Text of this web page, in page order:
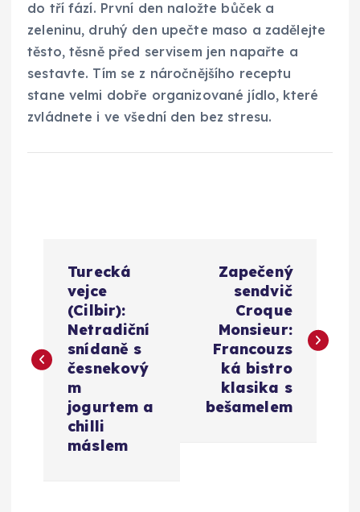
do tří fází. První den naložte bůček a
zeleninu, druhý den upečte maso a zadělejte
těsto, těsně před servisem jen napařte a
sestavte. Tím se z náročnějšího receptu
stane velmi dobře organizované jídlo, které
zvládnete i ve všední den bez stresu.
i
Turecká
vejce
(Cilbir):
Netradiční
snídaně s
česnekový
m
jogurtem a
chilli
máslem
Zapečený
sendvič
Croque
Monsieur:
Francouzs
ká bistro
klasika s
bešamelem